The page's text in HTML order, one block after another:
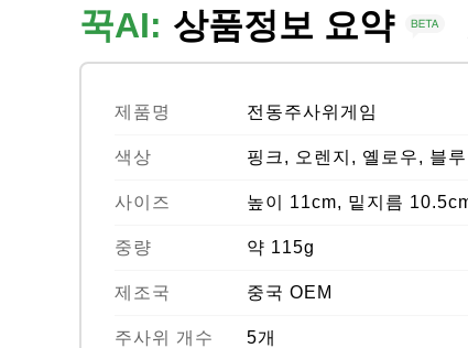
꾹AI: 상품정보 요약
제품명 전동주사위게임
색상 핑크, 오렌지, 옐로우, 블루
사이즈 높이 11cm, 밑지름
중량 약 115g
제조국 중국 OEM
주사위 개수 5개